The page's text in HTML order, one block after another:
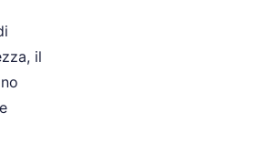
il